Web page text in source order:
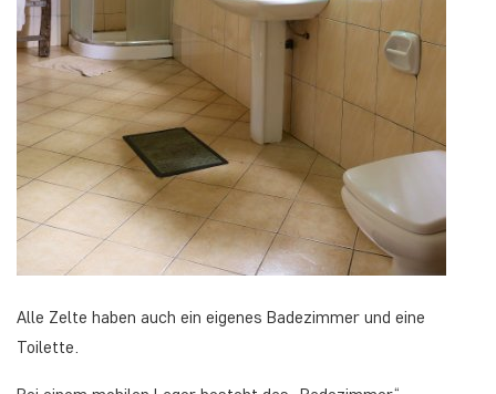
Alle Zelte haben auch ein eigenes Badezimmer und eine
Toilette.